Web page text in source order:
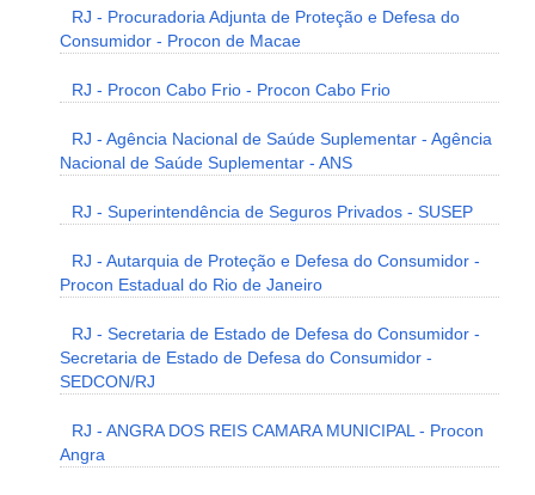
RJ - Procuradoria Adjunta de Proteção e Defesa do
Consumidor - Procon de Macae
RJ - Procon Cabo Frio - Procon Cabo Frio
RJ - Agência Nacional de Saúde Suplementar - Agência
Nacional de Saúde Suplementar - ANS
RJ - Superintendência de Seguros Privados - SUSEP
RJ - Autarquia de Proteção e Defesa do Consumidor -
Procon Estadual do Rio de Janeiro
RJ - Secretaria de Estado de Defesa do Consumidor -
Secretaria de Estado de Defesa do Consumidor -
SEDCON/RJ
RJ - ANGRA DOS REIS CAMARA MUNICIPAL - Procon
Angra